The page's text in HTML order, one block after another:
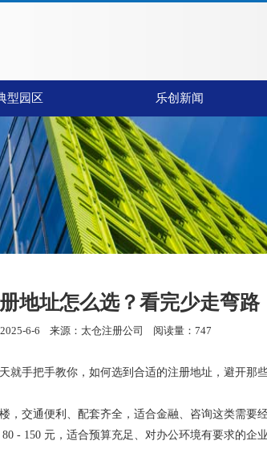
型园区 乐创新闻
地址怎么选？看完少走弯路
6-6 来源： 太仓注册公司 阅读量：747
就手把手教你，如何选到合适的注册地址，避开那些
交通便利、配套齐全，适合金融、咨询这类需要
- 150 元，适合预算充足、对办公环境有要求的企业